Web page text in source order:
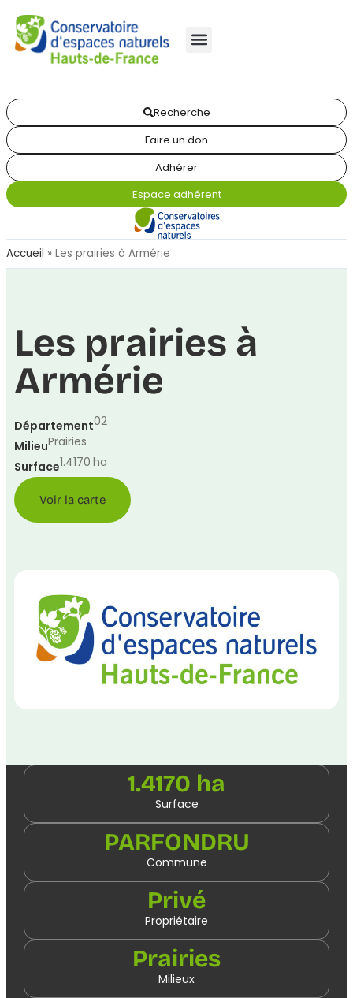
Recherche
Faire un don
Adhérer
Espace adhérent
Accueil » Les prairies à Armérie
Les prairies à
Armérie
Département02
MilieuPrairies
Surface1.4170 ha
Voir la carte
1.4170 ha
Surface
PARFONDRU
Commune
Privé
Propriétaire
Prairies
Milieux